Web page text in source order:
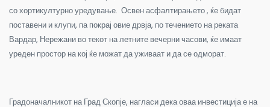
со хортикултурно уредување. Освен асфалтирањето , ќе бидат
поставени и клупи, па покрај овие дрвја, по течението на реката
Вардар, Нережани во текот на летните вечерни часови, ќе имаат
уреден простор на кој ќе можат да уживаат и да се одморат.
Градоначалникот на Град Скопје, нагласи дека оваа инвестиција е на